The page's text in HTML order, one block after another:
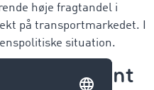
høje fragtandel i
på transportmarkedet. I
situation.
markant